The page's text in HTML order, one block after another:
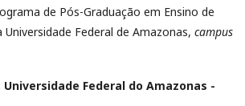
de Pós-Graduação em Ensino de
Federal de Amazonas, campus
Universidade Federal do Amazonas -